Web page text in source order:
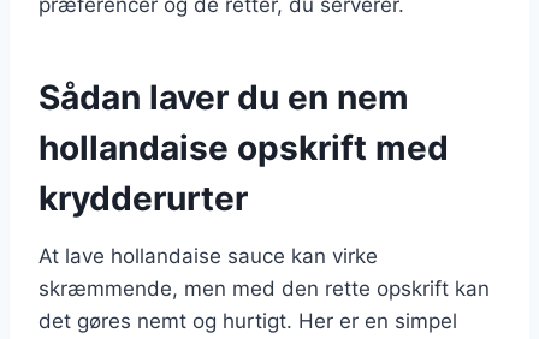
Sådan laver du en nem
hollandaise opskrift med
krydderurter
At lave hollandaise sauce kan virke
skræmmende, men med den rette opskrift kan
det gøres nemt og hurtigt. Her er en simpel